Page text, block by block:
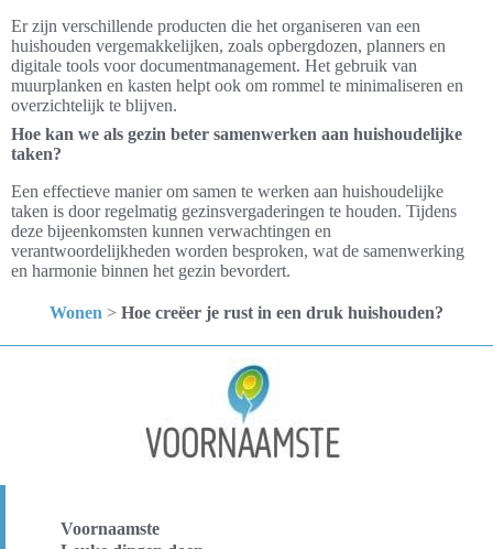
Er zijn verschillende producten die het organiseren van een
huishouden vergemakkelijken, zoals opbergdozen, planners en
digitale tools voor documentmanagement. Het gebruik van
muurplanken en kasten helpt ook om rommel te minimaliseren en
overzichtelijk te blijven.
Hoe kan we als gezin beter samenwerken aan huishoudelijke
taken?
Een effectieve manier om samen te werken aan huishoudelijke
taken is door regelmatig gezinsvergaderingen te houden. Tijdens
deze bijeenkomsten kunnen verwachtingen en
verantwoordelijkheden worden besproken, wat de samenwerking
en harmonie binnen het gezin bevordert.
Wonen > Hoe creëer je rust in een druk huishouden?
Voornaamste